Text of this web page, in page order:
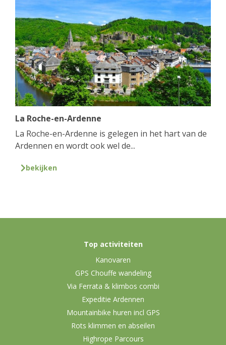
La Roche-en-Ardenne
La Roche-en-Ardenne is gelegen in het hart van de
Ardennen en wordt ook wel de...
bekijken
Top activiteiten
Kanovaren
GPS Chouffe wandeling
Via Ferrata & klimbos combi
Expeditie Ardennen
Mountainbike huren incl GPS
Rots klimmen en abseilen
Highrope Parcours